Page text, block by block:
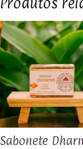
Produtos
Sabonete